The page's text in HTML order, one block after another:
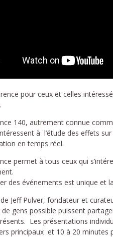
pour ceux et celles
140, autrement connue
à l’étude des effets
en temps réel.
permet à tous ceux qui
des événements est unique et
de Jeff Pulver, fondateur et
gens possible puissent
Les présentations
principaux et 10 à 20 minutes